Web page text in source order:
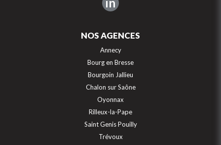
NOS AGENCES
Annecy
Bourg en Bresse
Bourgoin Jallieu
Chalon sur Saône
Oyonnax
Rilleux-la-Pape
Saint Genis Pouilly
Trévoux